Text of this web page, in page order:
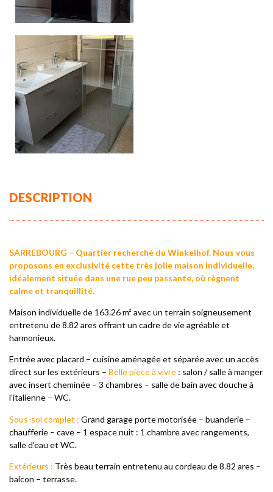
DESCRIPTION
SARREBOURG – Quartier recherché du Winkelhof. Nous vous
proposons en exclusivité cette très jolie maison individuelle,
idéalement située dans une rue peu passante, où règnent
calme et tranquillité.
Maison individuelle de 163.26 m² avec un terrain soigneusement
entretenu de 8.82 ares offrant un cadre de vie agréable et
harmonieux.
Entrée avec placard – cuisine aménagée et séparée avec un accès
direct sur les extérieurs – Belle pièce à vivre : salon / salle à manger
avec insert cheminée – 3 chambres – salle de bain avec douche à
l’italienne – WC.
Sous-sol complet : Grand garage porte motorisée – buanderie –
chaufferie – cave – 1 espace nuit : 1 chambre avec rangements,
salle d’eau et WC.
Extérieurs : Très beau terrain entretenu au cordeau de 8.82 ares –
balcon – terrasse.